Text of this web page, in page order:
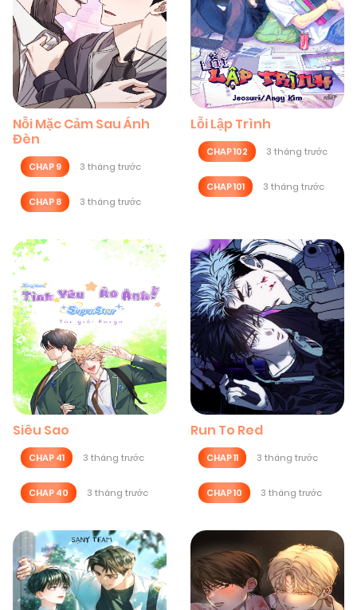
Nỗi Mặc Cảm Sau Ánh
Đèn
CHAP 9 3 tháng trước
CHAP 8 3 tháng trước
Lỗi Lập Trình
CHAP 102 3 tháng trước
CHAP 101 3 tháng trước
Siêu Sao
CHAP 41 3 tháng trước
CHAP 40 3 tháng trước
Run To Red
CHAP 11 3 tháng trước
CHAP 10 3 tháng trước